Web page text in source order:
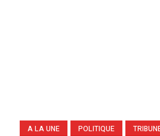
A LA UNE POLITIQUE